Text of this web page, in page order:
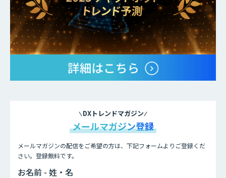
DXトレンドマガジン
メールマガジン登録
メールマガジンの配信をご希望の方は、下記フォームよりご登録くだ
さい。登録無料です。
お名前 - 姓・名